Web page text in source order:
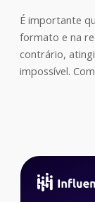
É importante
formato e na
contrário,
impossível.